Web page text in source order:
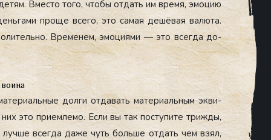
Вмес­то то­го, что­бы от­дать им вре­мя, эмо­цию
про­ще все­го, это са­мая де­шёвая ва­люта.
Вре­менем, эмо­ци­ями — это всег­да до­
дол­ги от­да­вать ма­тери­аль­ным эк­ви­
это при­ем­ле­мо. Ес­ли вы так пос­ту­пите триж­ды,
всег­да да­же чуть боль­ше от­дать чем взял,